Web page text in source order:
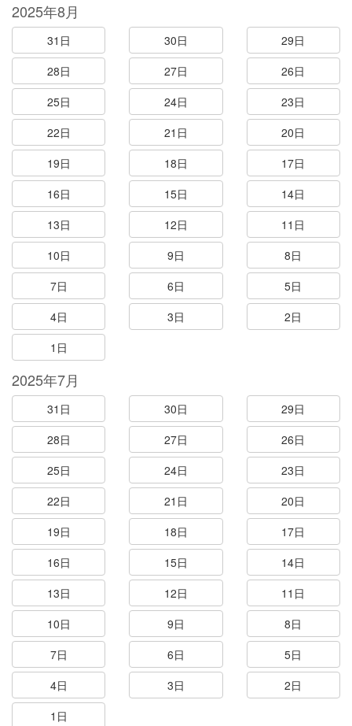
2025年8月
31日 30日
29日
28日
27日
26日
25日
24日
23日
22日
21日
20日
19日
18日
17日
16日
15日
14日
13日
12日
11日
10日
9日
8日
7日
6日
5日
4日
3日
2日
1日
2025年7月
31日 30日
29日
28日
27日
26日
25日
24日
23日
22日
21日
20日
19日
18日
17日
16日
15日
14日
13日
12日
11日
10日
9日
8日
7日
6日
5日
4日
3日
2日
1日